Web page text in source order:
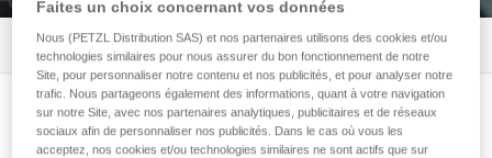
Tous les produits 2 Filtrer
JAG RESCUE KIT CUSTOM
Kit de secours réversible personnalisable
Faites un choix concernant vos données
Nous (PETZL Distribution SAS) et nos partenaires utilisons des cookies et/ou
technologies similaires pour nous assurer du bon fonctionnement de notre
Site, pour personnaliser notre contenu et nos publicités, et pour analyser notre
trafic. Nous partageons également des informations, quant à votre navigation
sur notre Site, avec nos partenaires analytiques, publicitaires et de réseaux
sociaux afin de personnaliser nos publicités. Dans le cas où vous les
acceptez, nos cookies et/ou technologies similaires ne sont actifs que sur